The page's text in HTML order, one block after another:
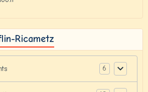
Ricametz
6